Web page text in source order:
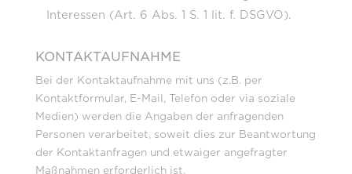
Interessen (Art. 6 Abs. 1 S. 1 lit. f. DSGVO).
KONTAKTAUFNAHME
Bei der Kontaktaufnahme mit uns (z.B. per
Kontaktformular, E-Mail, Telefon oder via soziale
Medien) werden die Angaben der anfragenden
Personen verarbeitet, soweit dies zur Beantwortung
der Kontaktanfragen und etwaiger angefragter
Maßnahmen erforderlich ist.